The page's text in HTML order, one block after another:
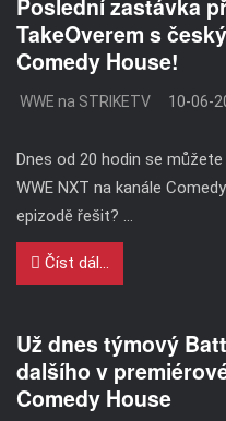
Poslední zastávka
TakeOverem s
Comedy House!
WWE na STRIKETV 10-06-
Dnes od 20 hodin se
WWE NXT na kanále
epizodě řešit? ...
Číst dál...
Už dnes týmový
dalšího v
Comedy House